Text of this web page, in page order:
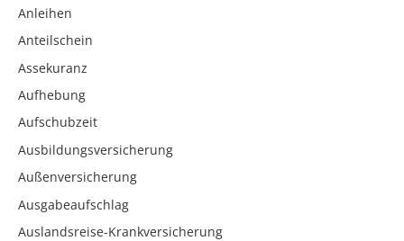
Anleihen
Anteilschein
Assekuranz
Aufhebung
Aufschubzeit
Ausbildungsversicherung
Außenversicherung
Ausgabeaufschlag
Auslandsreise-Krankversicherung